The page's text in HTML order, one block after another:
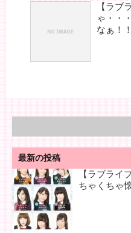
【ラブ
ゃ・・
なぁ！
最新の投稿
【ラブライ
ちゃくちゃ